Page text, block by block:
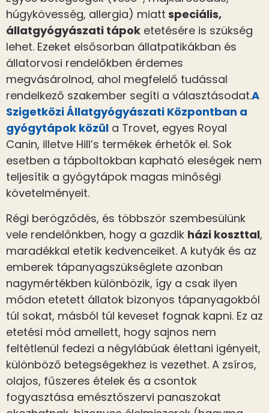
húgykövesség, allergia) miatt speciális,
állatgyógyászati tápok etetésére is szükség
lehet. Ezeket elsősorban állatpatikákban és
állatorvosi rendelőkben érdemes
megvásárolnod, ahol megfelelő tudással
rendelkező szakember segíti a választásodat.A
Szigetközi Állatgyógyászati Központban a
gyógytápok közül a Trovet, egyes Royal
Canin, illetve Hill’s termékek érhetők el. Sok
esetben a tápboltokban kapható eleségek nem
teljesítik a gyógytápok magas minőségi
követelményeit.
Régi berögződés, és többször szembesülünk
vele rendelőnkben, hogy a gazdik házi koszttal,
maradékkal etetik kedvenceiket. A kutyák és az
emberek tápanyagszükséglete azonban
nagymértékben különbözik, így a csak ilyen
módon etetett állatok bizonyos tápanyagokból
túl sokat, másból túl keveset fognak kapni. Ez az
etetési mód amellett, hogy sajnos nem
feltétlenül fedezi a négylábúak élettani igényeit,
különböző betegségekhez is vezethet. A zsíros,
olajos, fűszeres ételek és a csontok
fogyasztása emésztőszervi panaszokat